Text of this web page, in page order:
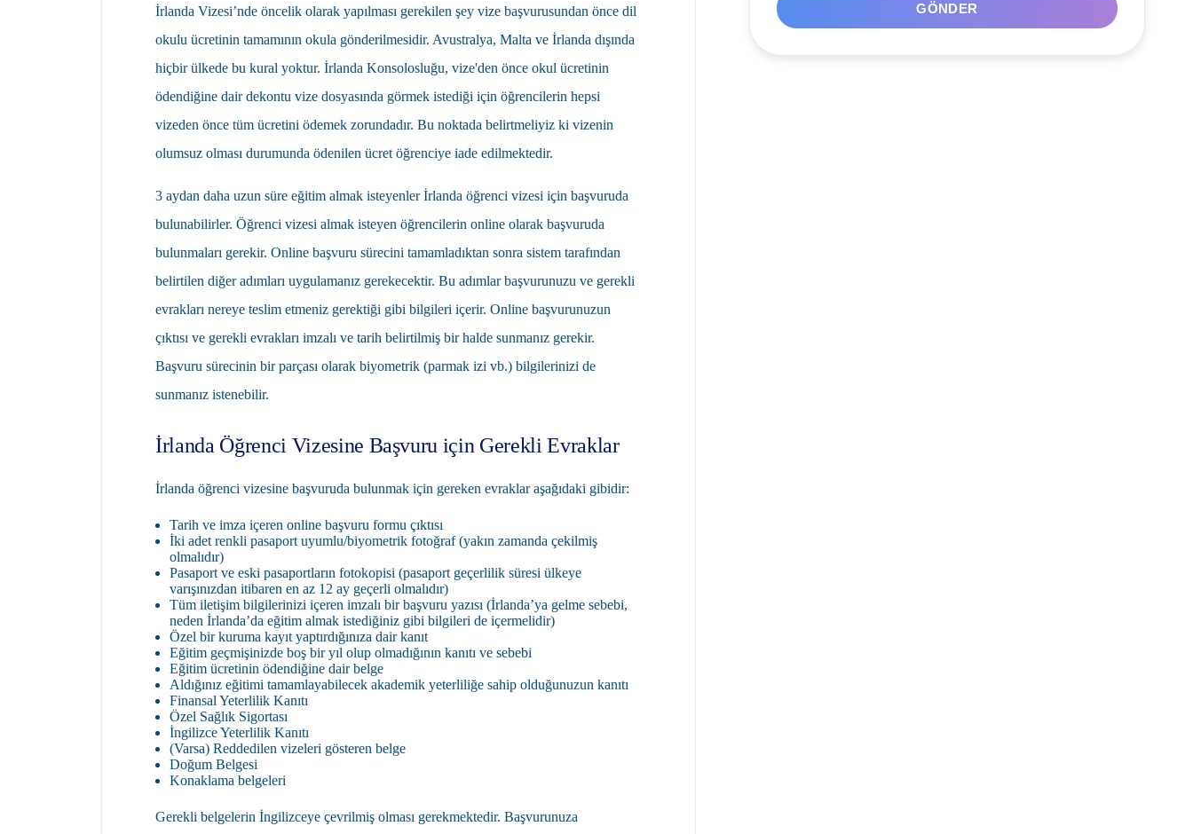
İrlanda Vizesi’nde öncelik olarak yapılması gerekilen şey vize başvurusundan önce dil
okulu ücretinin tamamının okula gönderilmesidir. Avustralya, Malta ve İrlanda dışında
hiçbir ülkede bu kural yoktur. İrlanda Konsolosluğu, vize'den önce okul ücretinin
ödendiğine dair dekontu vize dosyasında görmek istediği için öğrencilerin hepsi
vizeden önce tüm ücretini ödemek zorundadır. Bu noktada belirtmeliyiz ki vizenin
olumsuz olması durumunda ödenilen ücret öğrenciye iade edilmektedir.
3 aydan daha uzun süre eğitim almak isteyenler İrlanda öğrenci vizesi için başvuruda
bulunabilirler. Öğrenci vizesi almak isteyen öğrencilerin online olarak başvuruda
bulunmaları gerekir. Online başvuru sürecini tamamladıktan sonra sistem tarafından
belirtilen diğer adımları uygulamanız gerekecektir. Bu adımlar başvurunuzu ve gerekli
evrakları nereye teslim etmeniz gerektiği gibi bilgileri içerir. Online başvurunuzun
çıktısı ve gerekli evrakları imzalı ve tarih belirtilmiş bir halde sunmanız gerekir.
Başvuru sürecinin bir parçası olarak biyometrik (parmak izi vb.) bilgilerinizi de
sunmanız istenebilir.
İrlanda Öğrenci Vizesine Başvuru için Gerekli Evraklar
İrlanda öğrenci vizesine başvuruda bulunmak için gereken evraklar aşağıdaki gibidir:
Tarih ve imza içeren online başvuru formu çıktısı
İki adet renkli pasaport uyumlu/biyometrik fotoğraf (yakın zamanda çekilmiş
olmalıdır)
Pasaport ve eski pasaportların fotokopisi (pasaport geçerlilik süresi ülkeye
varışınızdan itibaren en az 12 ay geçerli olmalıdır)
Tüm iletişim bilgilerinizi içeren imzalı bir başvuru yazısı (İrlanda’ya gelme sebebi,
neden İrlanda’da eğitim almak istediğiniz gibi bilgileri de içermelidir)
Özel bir kuruma kayıt yaptırdığınıza dair kanıt
Eğitim geçmişinizde boş bir yıl olup olmadığının kanıtı ve sebebi
Eğitim ücretinin ödendiğine dair belge
Aldığınız eğitimi tamamlayabilecek akademik yeterliliğe sahip olduğunuzun kanıtı
Finansal Yeterlilik Kanıtı
Özel Sağlık Sigortası
İngilizce Yeterlilik Kanıtı
(Varsa) Reddedilen vizeleri gösteren belge
Doğum Belgesi
Konaklama belgeleri
Gerekli belgelerin İngilizceye çevrilmiş olması gerekmektedir. Başvurunuza
GÖNDER